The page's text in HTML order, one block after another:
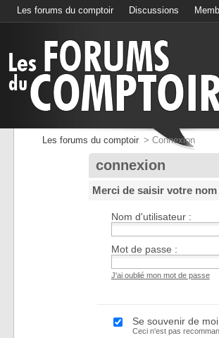
Les forums du comptoir Discussions
Les forums du comptoir > Connexion
connexion
Merci de saisir votre
Nom d'utilisateur :
Mot de passe :
J'ai oublié mon mot de passe
Se souvenir de moi
Ceci n'est pas